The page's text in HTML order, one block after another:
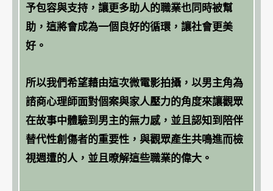
予包容與支持，讓更多助人的職業也同時被幫
助，這將會成為一個良好的循環，讓社會更美
好。
所以我們希望藉由這次微電影拍攝，以男主角為
諮商心理師面對個案與家人壓力的角度來讓觀眾
在故事中體驗到男主的無力感，並且認知到陪伴
替代性創傷者的重要性，與觀眾產生共鳴進而檢
視週遭的人，並且暸解這些職業的偉大。